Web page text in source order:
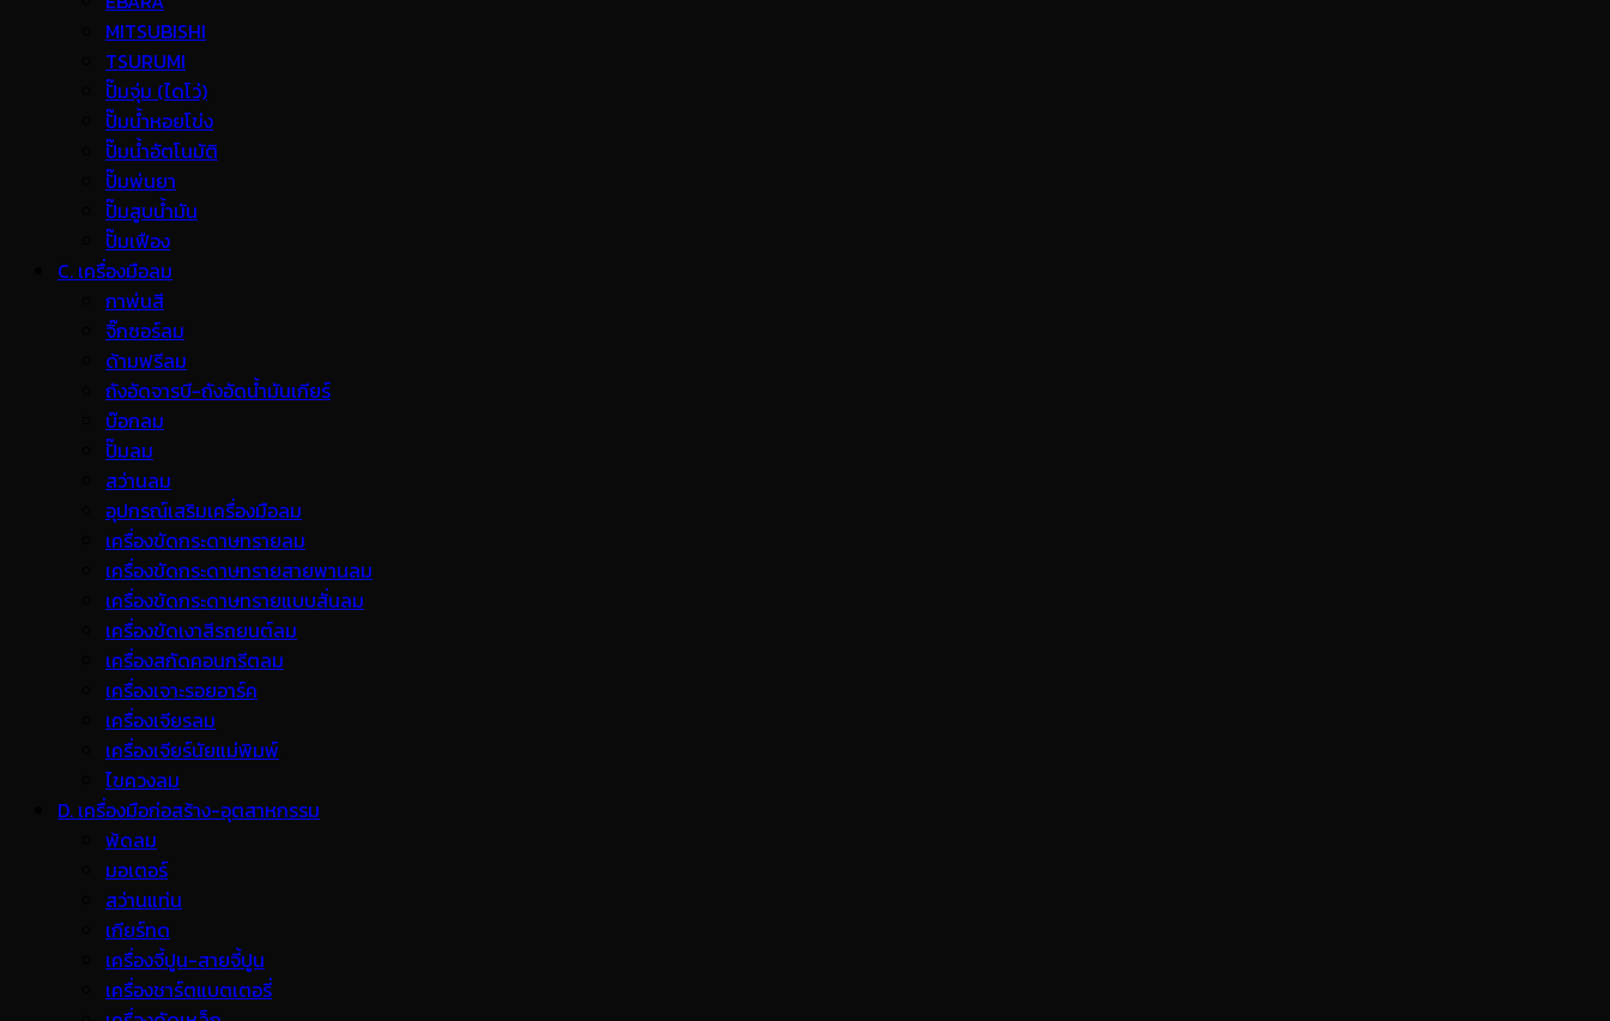
MITSUBISHI
TSURUMI
ปั๊มจุ่ม (ไดโว่)
ปั๊มน้ำหอยโข่ง
ปั๊มน้ำอัตโนมัติ
ปั๊มพ่นยา
ปั๊มสูบน้ำมัน
ปั๊มเฟือง
C. เครื่องมือลม
กาพ่นสี
จิ๊กซอร์ลม
ด้ามฟรีลม
ถังอัดจารบี-ถังอัดน้ำมันเกียร์
บ๊อกลม
ปั๊มลม
สว่านลม
อุปกรณ์เสริมเครื่องมือลม
เครื่องขัดกระดาษทรายลม
เครื่องขัดกระดาษทรายสายพานลม
เครื่องขัดกระดาษทรายแบบสั่นลม
เครื่องขัดเงาสีรถยนต์ลม
เครื่องสกัดคอนกรีตลม
เครื่องเจาะรอยอาร์ค
เครื่องเจียรลม
เครื่องเจียร์นัยแม่พิมพ์
ไขควงลม
D. เครื่องมือก่อสร้าง-อุตสาหกรรม
พ้ดลม
มอเตอร์
สว่านแท่น
เกียร์ทด
เครื่องจี้ปูน-สายจี้ปูน
เครื่องชาร์ตแบตเตอรี่